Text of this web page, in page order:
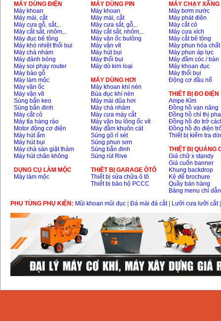
MÁY DÙNG ĐIỆN
Máy khoan
Máy mài, cắt
Máy cưa gỗ, sắt,..
Máy cắt sắt, nhôm,..
Máy đục bê tông
Máy khò nhiệt thổi bụi
Máy chà nhám
Máy đánh bóng
Máy soi phay router
Máy bào gỗ
Máy làm mộc
Máy vặn ốc
Máy vặn vít
Súng bắn keo
Súng bắn đinh
Máy cắt cỏ
Máy tỉa hàng rào
Motor động cơ điện
Máy hút ẩm
Máy hút bụi
Máy chà sàn giặt thảm
Máy hút chân không
DỤNG CỤ LÀM MỘC
Máy làm mộc
MÁY DÙNG PIN
Máy khoan
Máy mài, cắt
Máy cưa sắt, gỗ,..
Máy cắt sắt, nhôm,..
Máy vặn ốc bulông
Máy vặn vít
Máy hút bụi
Máy thổi bụi
Máy dò kim loại
MÁY DÙNG HƠI
Máy khoan khí nén
Búa đục khí nén
Máy mài dũa hơi
Máy chà nhám
Máy cưa máy cắt
Máy vặn bu lông ốc vít
Máy đầm khuôn cát
Súng gõ rỉ sét
Súng phun sơn
Súng bắn đinh
Súng rút Rive
THIÊT BỊ GARAGE ÔTÔ
Thiết bị sửa chữa ô tô
Thiết bị bảo hộ PCCC
MÁY CHẠY
Máy bơm nước
Máy phát điện
Máy cắt cỏ
Máy cưa xích
Máy cắt bê tông
Máy phun hóa chất
Máy phun áp lực
Máy đầm cóc / bàn
Máy khoan đục
Máy thổi bụi
Động cơ đầu nổ
THIÊT BỊ ĐO ĐIỆN
Ampe Kìm
Đồng hồ vạn năng
Đồng hồ chỉ thị pha
Đồng hồ đo trở
Đồng hồ đo điện
Thiết bị kiểm tra
THIỆT BỊ QUẢNG
Giá chữ x standy
Giá cuốn banner
Khung backdrop
Kệ để brochure
Quầy bán hàng
Bảng menu chỉ dẫn
PHỤ TÙNG PHỤ KIỆN: Mũi khoan mũi đục Đá mài đá cắt| Lưỡi cưa lưỡi cắt